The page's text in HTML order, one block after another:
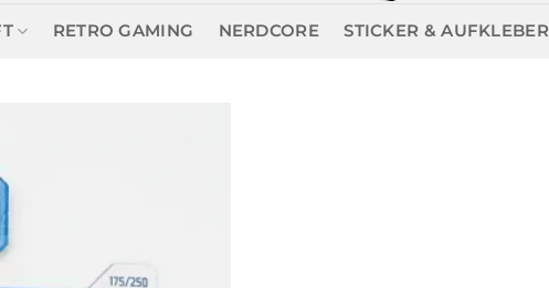
RETRO GAMING NERDCORE STICKER & AUFKLEBER